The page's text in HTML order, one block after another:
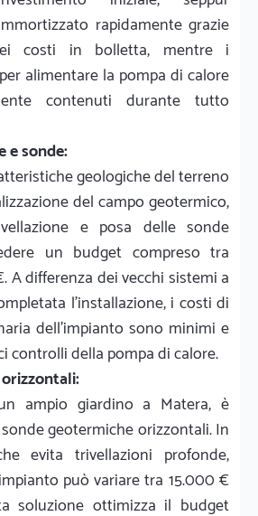
rapidamente grazie
costi in bolletta, mentre i
alimentare la pompa di calore
contenuti durante tutto
e sonde:
geologiche del terreno
del campo geotermico,
e posa delle sonde
un budget compreso tra
A differenza dei vecchi sistemi a
l'installazione, i costi di
dell'impianto sono minimi e
controlli della pompa di calore.
ampio giardino a Matera, è
geotermiche orizzontali. In
evita trivellazioni profonde,
può variare tra 15.000 €
soluzione ottimizza il budget